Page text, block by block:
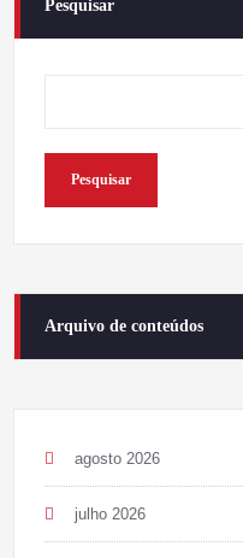
Pesquisar
Pesquisar
Arquivo de conteúdos
agosto 2026
julho 2026